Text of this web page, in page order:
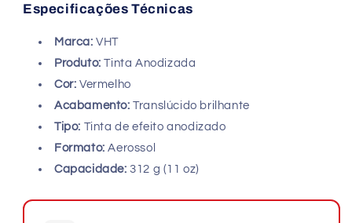
Especificações Técnicas
Marca: VHT
Produto: Tinta Anodizada
Cor: Vermelho
Acabamento: Translúcido brilhante
Tipo: Tinta de efeito anodizado
Formato: Aerossol
Capacidade: 312 g (11 oz)